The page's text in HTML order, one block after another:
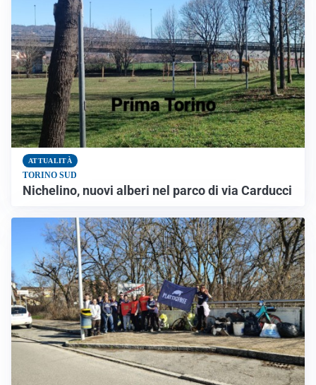
ATTUALITÀ
TORINO SUD
Nichelino, nuovi alberi nel parco di via Carducci